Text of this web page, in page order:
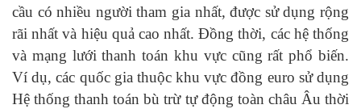
cầu có nhiều người tham gia nhất, được sử dụng rộng
rãi nhất và hiệu quả cao nhất. Đồng thời, các hệ thống
và mạng lưới thanh toán khu vực cũng rất phổ biến.
Ví dụ, các quốc gia thuộc khu vực đồng euro sử dụng
Hệ thống thanh toán bù trừ tự động toàn châu Âu thời